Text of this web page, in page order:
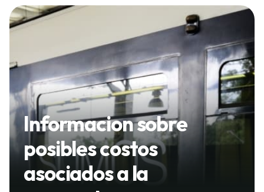
Informacion sobre
posibles costos
asociados a la